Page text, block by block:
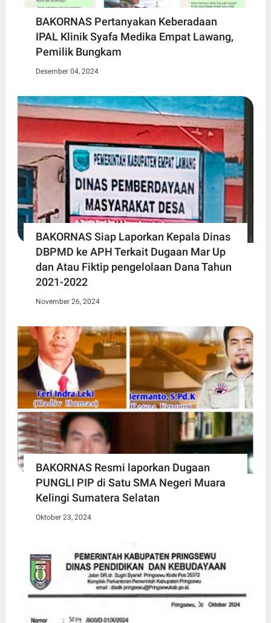
BAKORNAS Pertanyakan Keberadaan
IPAL Klinik Syafa Medika Empat Lawang,
Pemilik Bungkam
Desember 04, 2024
BAKORNAS Siap Laporkan Kepala Dinas
DBPMD ke APH Terkait Dugaan Mar Up
dan Atau Fiktip pengelolaan Dana Tahun
2021-2022
November 26, 2024
BAKORNAS Resmi laporkan Dugaan
PUNGLI PIP di Satu SMA Negeri Muara
Kelingi Sumatera Selatan
Oktober 23, 2024